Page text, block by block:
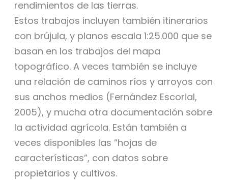
rendimientos de las tierras.
Estos trabajos incluyen también itinerarios
con brújula, y planos escala 1:25.000 que se
basan en los trabajos del mapa
topográfico. A veces también se incluye
una relación de caminos ríos y arroyos con
sus anchos medios (Fernández Escorial,
2005), y mucha otra documentación sobre
la actividad agrícola. Están también a
veces disponibles las “hojas de
características”, con datos sobre
propietarios y cultivos.